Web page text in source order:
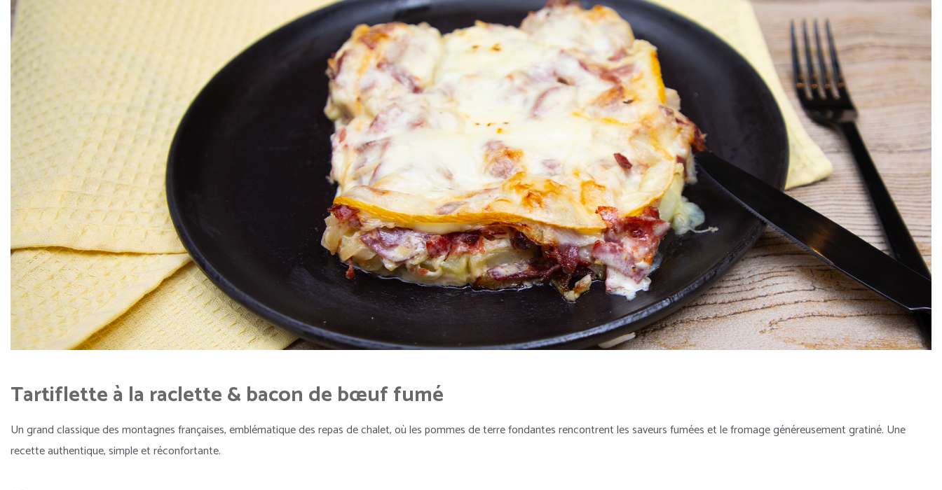
Tartiflette à la raclette & bacon de bœuf fumé
Un grand classique des montagnes françaises, emblématique des repas de chalet, où les pommes de terre fondantes rencontrent les saveurs fumées et le fromage généreusement gratiné. Une
recette authentique, simple et réconfortante.